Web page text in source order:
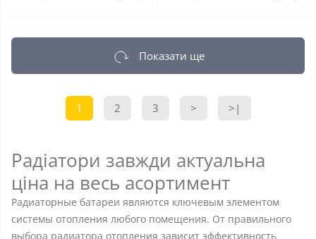
Показати ще
1 2 3 > >|
Радіатори завжди актуальна
ціна на весь асортимент
Радиаторные батареи являются ключевым элементом
системы отопления любого помещения. От правильного
выбора радиатора отопления зависит эффективность